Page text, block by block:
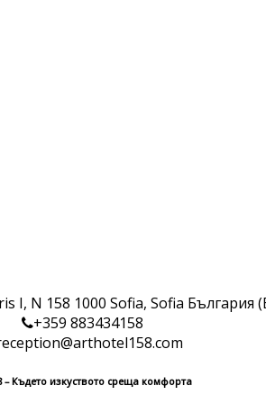
I, N 158 1000 Sofia, Sofia България
+359 883434158
– Където изкуството среща комфорта